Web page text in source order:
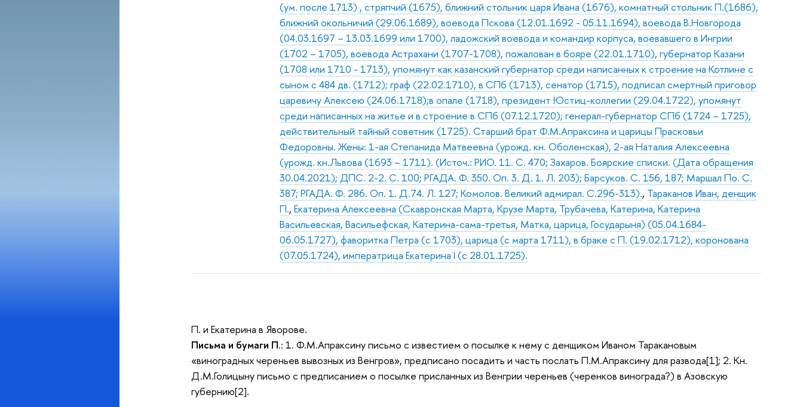
(ум. после 1713) , стряпчий (1675), ближний стольник царя Ивана (1676), комнатный стольник П.(1686),
ближний окольничий (29.06.1689), воевода Пскова (12.01.1692 - 05.11.1694), воевода В.Новгорода
(04.03.1697 – 13.03.1699 или 1700), ладожский воевода и командир корпуса, воевавшего в Ингрии
(1702 – 1705), воевода Астрахани (1707-1708), пожалован в бояре (22.01.1710), губернатор Казани
(1708 или 1710 - 1713), упомянут как казанский губернатор среди написанных к строение на Котлине с
сыном с 484 дв. (1712); граф (22.02.1710), в СПб (1713), сенатор (1715), подписал смертный приговор
царевичу Алексею (24.06.1718);в опале (1718), президент Юстиц-коллегии (29.04.1722), упомянут
среди написанных на житье и в строение в СПб (07.12.1720); генерал-губернатор СПб (1724 – 1725),
действительный тайный советник (1725). Старший брат Ф.М.Апраксина и царицы Прасковьи
Федоровны. Жены: 1-ая Степанида Матвеевна (урожд. кн. Оболенская), 2-ая Наталия Алексеевна
(урожд. кн.Львова (1693 – 1711). (Источ.: РИО. 11. С. 470; Захаров. Боярские списки. (Дата обращения
30.04.2021); ДПС. 2-2. С. 100; РГАДА. Ф. 350. Оп. 3. Д. 1. Л. 203); Барсуков. С. 156, 187; Маршал По. С.
387; РГАДА. Ф. 286. Оп. 1. Д.74. Л. 127; Комолов. Великий адмирал. С.296-313)., Тараканов Иван, денщик
П.,Екатерина Алексеевна (Скавронская Марта, Крузе Марта, Трубачева, Катерина, Катерина
Васильевская, Васильефская, Катерина-сама-третья, Матка, царица, Государыня) (05.04.1684-
06.05.1727), фаворитка Петра (с 1703), царица (с марта 1711), в браке с П. (19.02.1712), коронована
(07.05.1724), императрица Екатерина I (с 28.01.1725).
П. и Екатерина в Яворове.
Письма и бумаги П.: 1. Ф.М.Апраксину письмо с известием о посылке к нему с денщиком Иваном Таракановым
«виноградных череньев вывозных из Венгров», предписано посадить и часть послать П.М.Апраксину для развода[1]; 2. Кн.
Д.М.Голицыну письмо с предписанием о посылке присланных из Венгрии череньев (черенков винограда?) в Азовскую
губернию[2].